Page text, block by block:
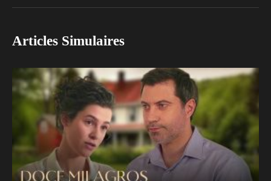
Articles Simulaires